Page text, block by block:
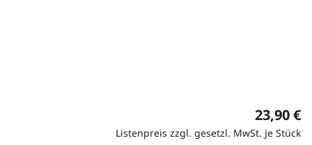
23,90 €
Listenpreis zzgl. gesetzl. MwSt. je Stück